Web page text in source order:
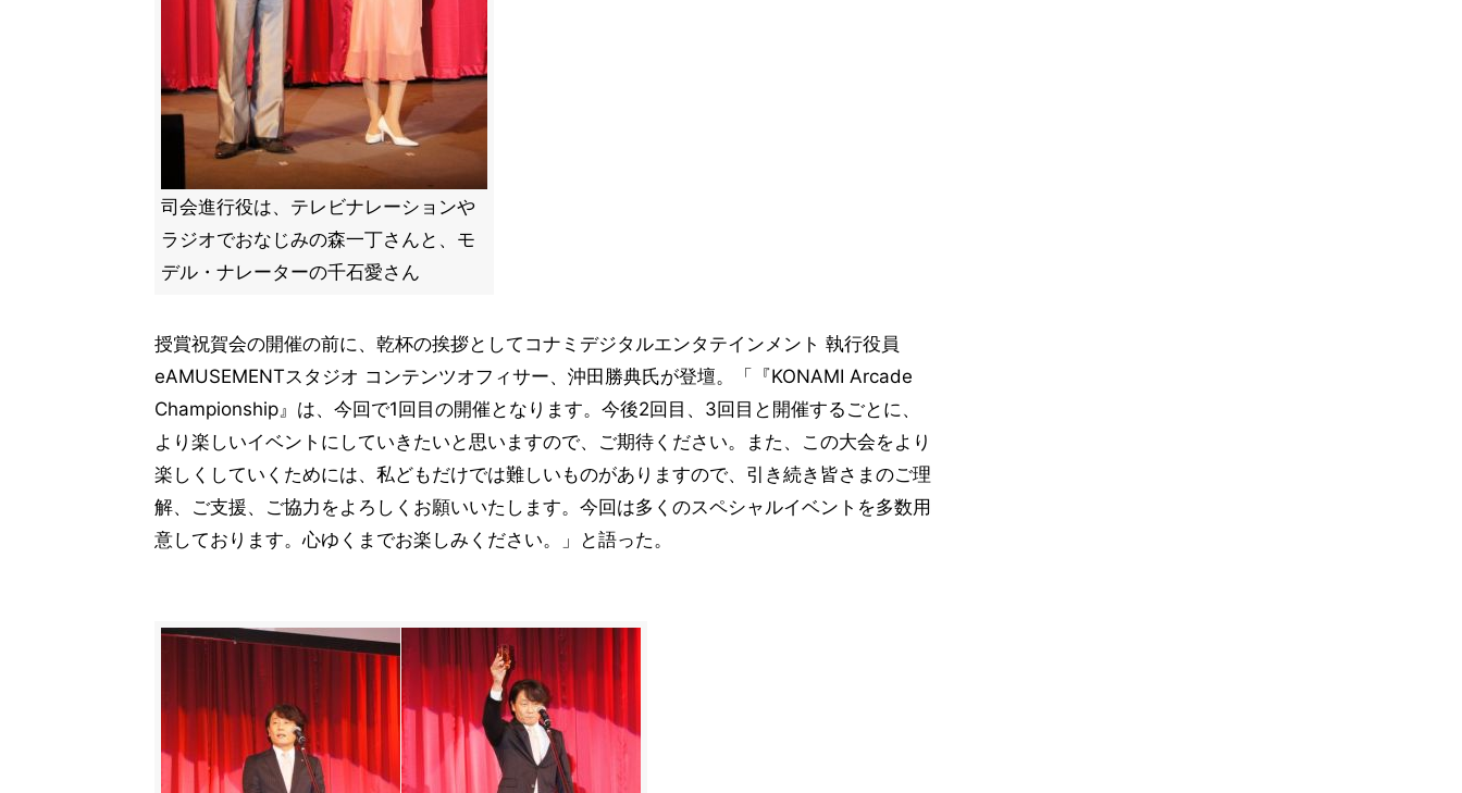
司会進行役は、テレビナレーションや
ラジオでおなじみの森一丁さんと、モ
デル・ナレーターの千石愛さん
授賞祝賀会の開催の前に、乾杯の挨拶としてコナミデジタルエンタテインメント 執行役員
eAMUSEMENTスタジオ コンテンツオフィサー、沖田勝典氏が登壇。「『KONAMI Arcade
Championship』は、今回で1回目の開催となります。今後2回目、3回目と開催するごとに、
より楽しいイベントにしていきたいと思いますので、ご期待ください。また、この大会をより
楽しくしていくためには、私どもだけでは難しいものがありますので、引き続き皆さまのご理
解、ご支援、ご協力をよろしくお願いいたします。今回は多くのスペシャルイベントを多数用
意しております。心ゆくまでお楽しみください。」と語った。